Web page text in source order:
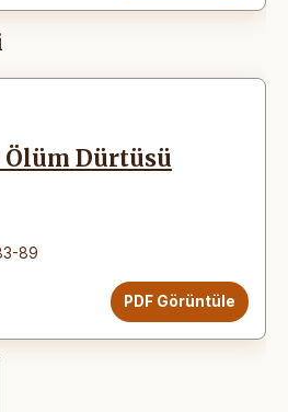
Dürtüsü
89
PDF Görüntüle